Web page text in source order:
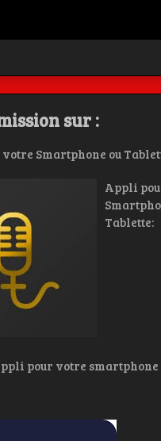
sur :
Smartphone ou
Appli
Tablette:
pour votre smartphone